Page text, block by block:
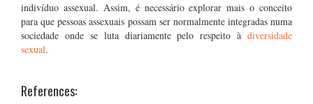
indivíduo assexual. Assim, é necessário explorar mais o conceito
para que pessoas assexuais possam ser normalmente integradas numa
sociedade onde se luta diariamente pelo respeito à diversidade
sexual.
References: